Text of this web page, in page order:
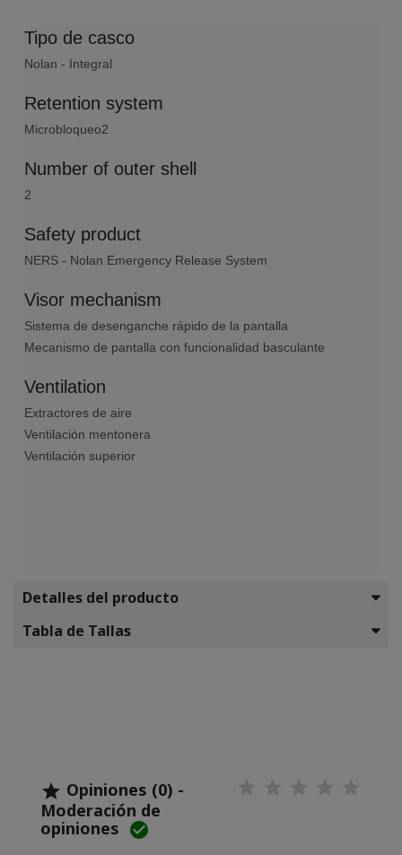
Tipo de casco
Nolan - Integral
Retention system
Microbloqueo2
Number of outer shell
2
Safety product
NERS - Nolan Emergency Release System
Visor mechanism
Sistema de desenganche rápido de la pantalla
Mecanismo de pantalla con funcionalidad basculante
Ventilation
Extractores de aire
Ventilación mentonera
Ventilación superior
Detalles del producto
Tabla de Tallas
 Opiniones (0) -
Moderación de
opiniones 